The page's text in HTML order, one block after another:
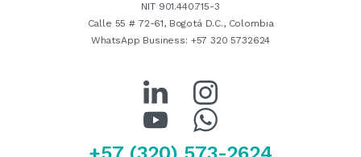
NIT 901.440.715-3
Calle 55 # 72-61, Bogotá D.C., Colombia
WhatsApp Business: +57 320 5732624